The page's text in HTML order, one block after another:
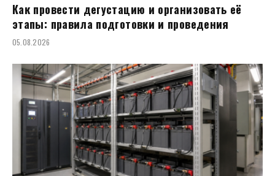
Как провести дегустацию и организовать её
этапы: правила подготовки и проведения
05.08.2026